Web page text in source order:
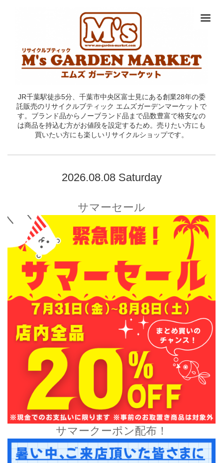
JR千葉駅徒歩5分、千葉市中央区富士見にある創業28年の委
託販売のリサイクルブティック エムズガーデンマーケットで
す。ブランド品からノーブランド品まで品数豊富で格安なの
は商品を持込む方がお値段を設定するため。売りたい方にも
買いたい方にも楽しいリサイクルショップです。
2026.08.08 Saturday
サマーセール
サマークーポン配布！